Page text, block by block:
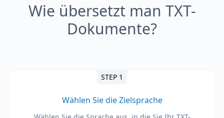
Wie übersetzt man TXT-
Dokumente?
STEP 1
Wählen Sie die Zielsprache